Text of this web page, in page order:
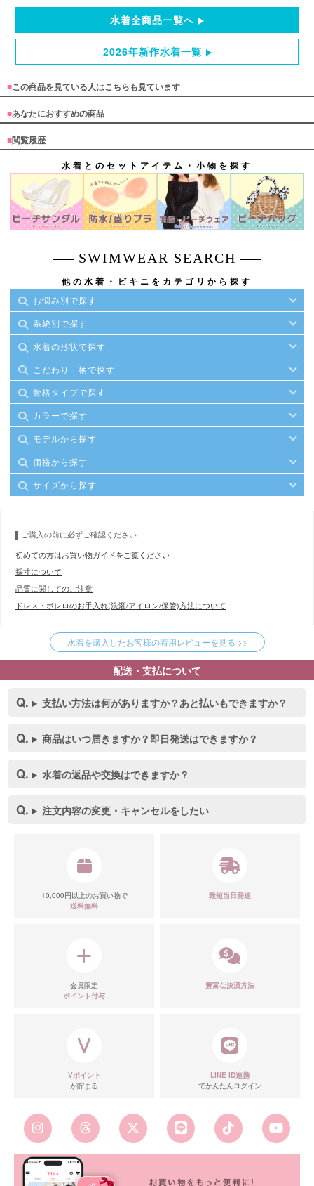
水着全商品一覧へ
2026年新作水着一覧
■この商品を見ている人はこちらも見ています
■あなたにおすすめの商品
■閲覧履歴
水着とのセットアイテム・小物を探す
SWIMWEAR SEARCH
他の水着・ビキニをカテゴリから探す
お悩み別で探す
系統別で探す
水着の形状で探す
こだわり・柄で探す
骨格タイプで探す
カラーで探す
モデルから探す
価格から探す
サイズから探す
ご購入の前に必ずご確認ください
初めての方はお買い物ガイドをご覧ください
採寸について
品質に関してのご注意
ドレス・ボレロのお手入れ(洗濯/アイロン/保管)方法について
水着を購入したお客様の着用レビューを見る >>
配送・支払について
支払い方法は何がありますか？あと払いもできますか？
商品はいつ届きますか？即日発送はできますか？
水着の返品や交換はできますか？
注文内容の変更・キャンセルをしたい
10,000円以上のお買い物で
送料無料
最短当日発送
会員限定
ポイント付与
豊富な決済方法
Vポイント
が貯まる
LINE ID連携
でかんたんログイン